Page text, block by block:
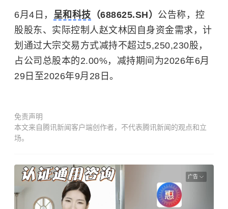
6月4日， 呈和科技 （688625.SH） 公告称，控
股股东、实际控制人赵文林因自身资金需求，计
划通过大宗交易方式减持不超过5,250,230股，
占公司总股本的2.00%，减持期间为2026年6月
29日至2026年9月28日。
免责声明
本文来自腾讯新闻客户端创作者，不代表腾讯新闻的观点和立
场。
广告